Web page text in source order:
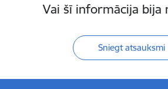
Vai šī informācija bija
Sniegt atsauksmi